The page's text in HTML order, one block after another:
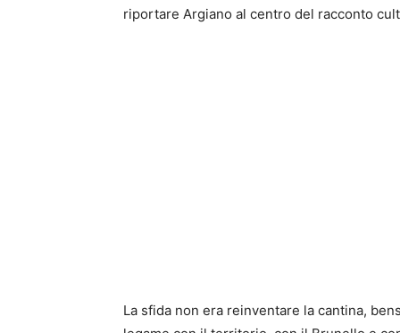
riportare Argiano al centro del racconto
La sfida non era reinventare la cantina,